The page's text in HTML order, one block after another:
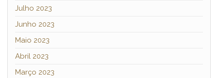
Julho 2023
Junho 2023
Maio 2023
Abril 2023
Março 2023